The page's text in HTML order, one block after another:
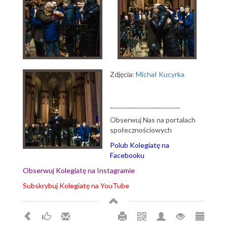
Zdjęcia: Michał Kucyrka
Obserwuj Nas na portalach
społecznościowych
Polub Kolegiatę na
Facebooku
Obserwuj Kolegiatę na Instagramie
Subskrybuj Kolegiatę na YouTube